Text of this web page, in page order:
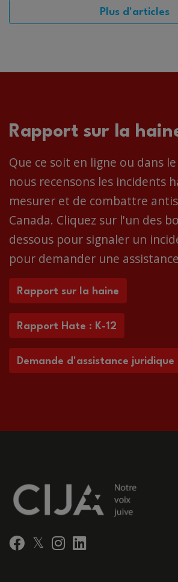
Plus d'articles
Rapport sur la
Que ce soit en ligne ou dans
nous recensons les incidents
mesurer et de combattre
Canada. Cliquez sur l'un des
dessous pour signaler un
pour demander une
Rapport sur la haine
Rapport Hate : K-12
Demande d'assistance juridique
Facebook
𝕏 Instagram